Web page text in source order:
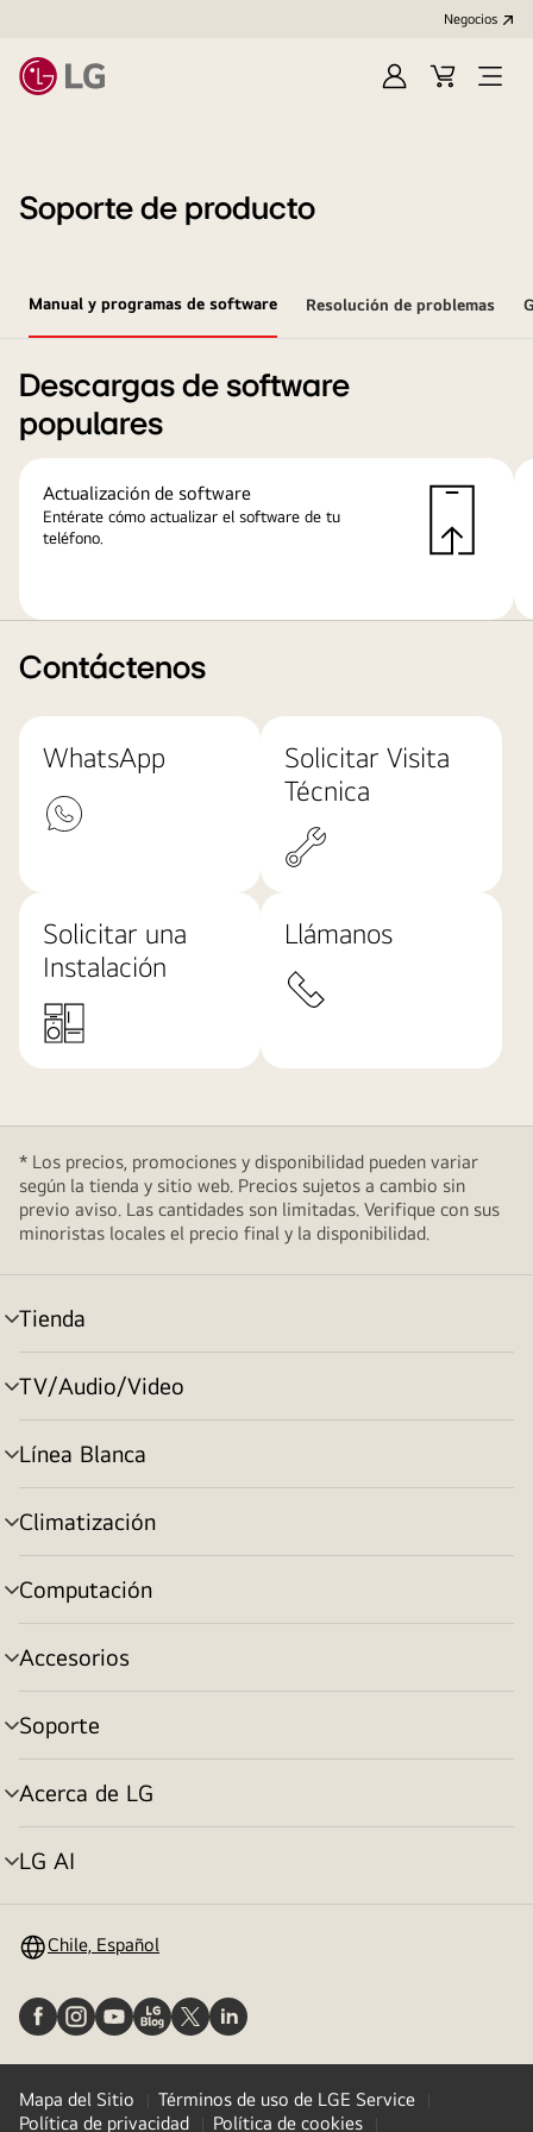
Negocios
IniciarCarritoOpen
Soporte de producto
Manual y programas de software Resolución de problemas
Descargas de software
populares
Actualización de software
Entérate cómo actualizar el software de tu
teléfono.
Contáctenos
WhatsApp
Solicitar Visita
Técnica
Solicitar una
Instalación
Llámanos
* Los precios, promociones y disponibilidad pueden variar
según la tienda y sitio web. Precios sujetos a cambio sin
previo aviso. Las cantidades son limitadas. Verifique con sus
minoristas locales el precio final y la disponibilidad.
Tienda
cambiar
de
menú
TV/Audio/Video
cambiar
de
menú
Línea Blanca
cambiar
de
menú
Climatización
cambiar
de
menú
Computación
cambiar
de
menú
Accesorios
cambiar
de
menú
Soporte
cambiar
de
menú
Acerca de LG
cambiar
de
menú
LG AI
cambiar
Chile, Español
Mapa del Sitio
Términos de uso de LGE Service
Política de privacidad
Política de cookies